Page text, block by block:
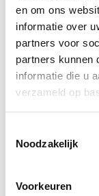
en om ons
informatie over
partners voor
partners kunnen
informatie die u
verzameld op
Noodzakelijk
Voorkeuren
Inloggen
Log in als
andere
Vink
hoeft u uw